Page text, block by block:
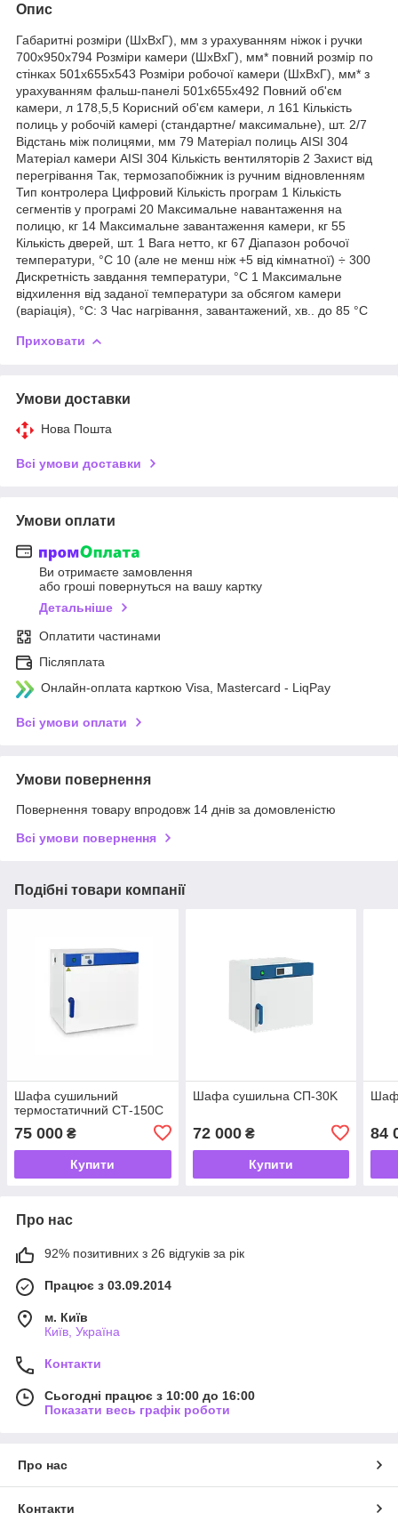
Опис
Габаритні розміри (ШхВхГ), мм з урахуванням ніжок і ручки
700x950x794 Розміри камери (ШхВхГ), мм* повний розмір по
стінках 501х655х543 Розміри робочої камери (ШхВхГ), мм* з
урахуванням фальш-панелі 501x655x492 Повний об'єм
камери, л 178,5,5 Корисний об'єм камери, л 161 Кількість
полиць у робочій камері (стандартне/ максимальне), шт. 2/7
Відстань між полицями, мм 79 Матеріал полиць AISI 304
Матеріал камери AISI 304 Кількість вентиляторів 2 Захист від
перегрівання Так, термозапобіжник із ручним відновленням
Тип контролера Цифровий Кількість програм 1 Кількість
сегментів у програмі 20 Максимальне навантаження на
полицю, кг 14 Максимальне завантаження камери, кг 55
Кількість дверей, шт. 1 Вага нетто, кг 67 Діапазон робочої
температури, °C 10 (але не менш ніж +5 від кімнатної) ÷ 300
Дискретність завдання температури, °C 1 Максимальне
відхилення від заданої температури за обсягом камери
(варіація), °C: 3 Час нагрівання, завантажений, хв.. до 85 °C
Приховати
Умови доставки
Нова Пошта
Всі умови доставки
Умови оплати
Ви отримаєте замовлення
або гроші повернуться на вашу картку
Детальніше
Оплатити частинами
Післяплата
Онлайн-оплата карткою Visa, Mastercard - LiqPay
Всі умови оплати
Умови повернення
Повернення товару впродовж 14 днів за домовленістю
Всі умови повернення
Подібні товари компанії
Шафа сушильний
термостатичний СТ-150С
75 000 ₴
Купити
Шафа сушильна СП-30K
72 000₴
Купити
84
Про нас
92% позитивних з 26 відгуків за рік
Працює з 03.09.2014
м. Київ
Київ, Україна
Контакти
Сьогодні працює з 10:00 до 16:00
Показати весь графік роботи
Про нас
Контакти